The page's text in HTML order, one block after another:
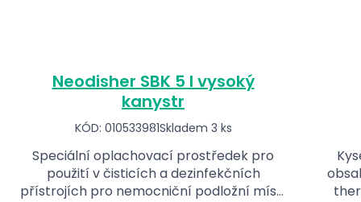
Neodisher SBK 5 l vysoký
kanystr
KÓD: 010533981Skladem 3 ks
Speciální oplachovací prostředek pro
použití v čisticích a dezinfekčních
přístrojích pro nemocniční podložní mísy.